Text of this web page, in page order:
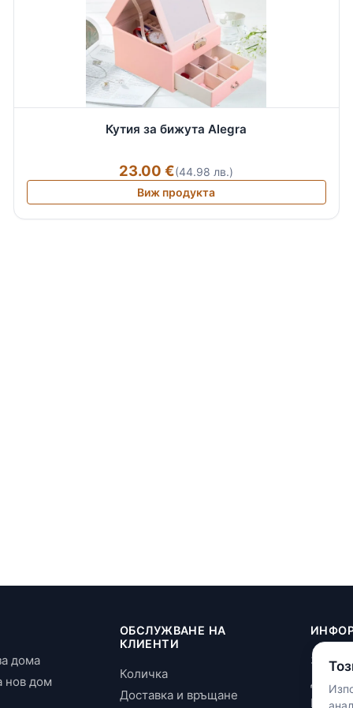
Кутия за бижута Alegra
23.00 €(44.98 лв.)
Виж продукта
дома
нов дом
ОБСЛУЖВАНЕ НА
КЛИЕНТИ
Количка
Доставка и връщане
За нас